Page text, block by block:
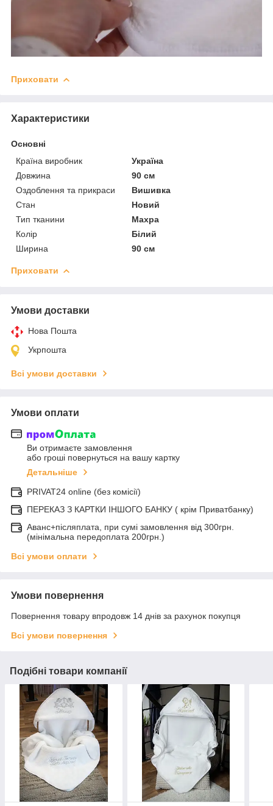
Приховати
Характеристики
Основні
Країна виробник
Україна
Довжина
90 см
Оздоблення та прикраси
Вишивка
Стан
Новий
Тип тканини
Махра
Колір
Білий
Ширина
90 см
Приховати
Умови доставки
Нова Пошта
Укрпошта
Всі умови доставки
Умови оплати
Ви отримаєте замовлення
або гроші повернуться на вашу картку
Детальніше
PRIVAT24 online (без комісії)
ПЕРЕКАЗ З КАРТКИ ІНШОГО БАНКУ ( крім Приватбанку)
Аванс+післяплата, при сумі замовлення від 300грн.
(мінімальна передоплата 200грн.)
Всі умови оплати
Умови повернення
Повернення товару впродовж 14 днів за рахунок покупця
Всі умови повернення
Подібні товари компанії